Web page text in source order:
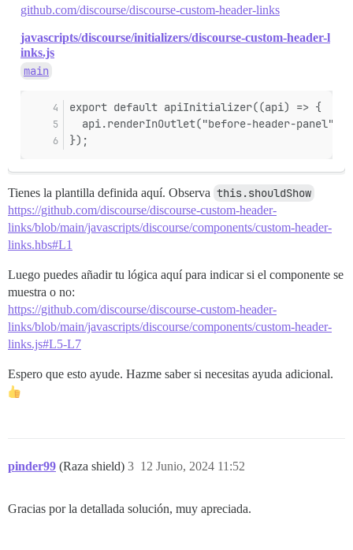
github.com/discourse/discourse-custom-header-links
javascripts/discourse/initializers/discourse-custom-header-l
inks.js
main
export default apiInitializer((api) => {
api.renderInOutlet("before-header-panel",
});
Tienes la plantilla definida aquí. Observa this.shouldShow
https://github.com/discourse/discourse-custom-header-
links/blob/main/javascripts/discourse/components/custom-header-
links.hbs#L1
Luego puedes añadir tu lógica aquí para indicar si el componente se
muestra o no:
https://github.com/discourse/discourse-custom-header-
links/blob/main/javascripts/discourse/components/custom-header-
links.js#L5-L7
Espero que esto ayude. Hazme saber si necesitas ayuda adicional.
pinder99 (Raza shield) 12 Junio, 2024 11:52
3
Gracias por la detallada solución, muy apreciada.